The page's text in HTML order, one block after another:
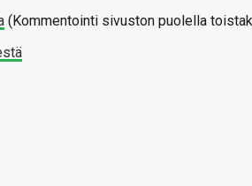
(Kommentointi sivuston puolella